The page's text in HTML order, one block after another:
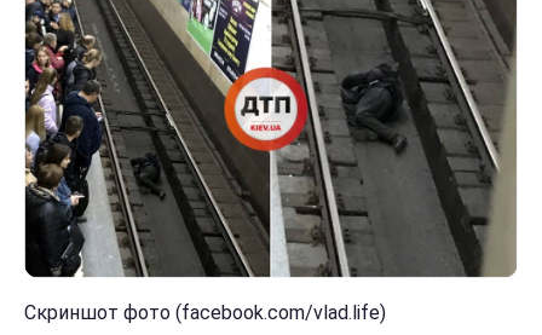
Скриншот фото (facebook.com/vlad.life)